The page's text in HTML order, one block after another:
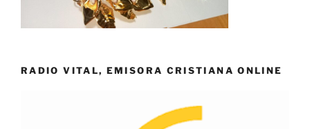
RADIO VITAL, EMISORA CRISTIANA ONLINE